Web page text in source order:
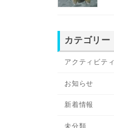
カテゴリー
アクティビティ
お知らせ
新着情報
未分類